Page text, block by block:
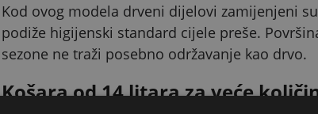
Kod ovog modela drveni dijelovi zamijenjeni
podiže higijenski standard cijele preše.
sezone ne traži posebno održavanje kao drvo.
Košara od 14 litara za veće